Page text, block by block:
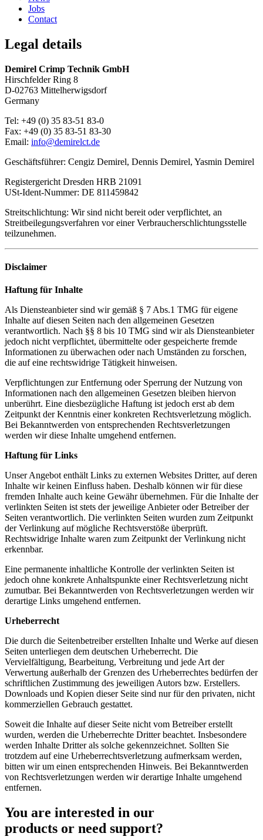
Jobs
Contact
Legal details
Demirel Crimp Technik GmbH
Hirschfelder Ring 8
D-02763 Mittelherwigsdorf
Germany
Tel: +49 (0) 35 83-51 83-0
Fax: +49 (0) 35 83-51 83-30
Email: info@demirelct.de
Geschäftsführer: Cengiz Demirel, Dennis Demirel, Yasmin Demirel
Registergericht Dresden HRB 21091
USt-Ident-Nummer: DE 811459842
Streitschlichtung: Wir sind nicht bereit oder verpflichtet, an
Streitbeilegungsverfahren vor einer Verbraucherschlichtungsstelle
teilzunehmen.
Disclaimer
Haftung für Inhalte
Als Diensteanbieter sind wir gemäß § 7 Abs.1 TMG für eigene
Inhalte auf diesen Seiten nach den allgemeinen Gesetzen
verantwortlich. Nach §§ 8 bis 10 TMG sind wir als Diensteanbieter
jedoch nicht verpflichtet, übermittelte oder gespeicherte fremde
Informationen zu überwachen oder nach Umständen zu forschen,
die auf eine rechtswidrige Tätigkeit hinweisen.
Verpflichtungen zur Entfernung oder Sperrung der Nutzung von
Informationen nach den allgemeinen Gesetzen bleiben hiervon
unberührt. Eine diesbezügliche Haftung ist jedoch erst ab dem
Zeitpunkt der Kenntnis einer konkreten Rechtsverletzung möglich.
Bei Bekanntwerden von entsprechenden Rechtsverletzungen
werden wir diese Inhalte umgehend entfernen.
Haftung für Links
Unser Angebot enthält Links zu externen Websites Dritter, auf deren
Inhalte wir keinen Einfluss haben. Deshalb können wir für diese
fremden Inhalte auch keine Gewähr übernehmen. Für die Inhalte der
verlinkten Seiten ist stets der jeweilige Anbieter oder Betreiber der
Seiten verantwortlich. Die verlinkten Seiten wurden zum Zeitpunkt
der Verlinkung auf mögliche Rechtsverstöße überprüft.
Rechtswidrige Inhalte waren zum Zeitpunkt der Verlinkung nicht
erkennbar.
Eine permanente inhaltliche Kontrolle der verlinkten Seiten ist
jedoch ohne konkrete Anhaltspunkte einer Rechtsverletzung nicht
zumutbar. Bei Bekanntwerden von Rechtsverletzungen werden wir
derartige Links umgehend entfernen.
Urheberrecht
Die durch die Seitenbetreiber erstellten Inhalte und Werke auf diesen
Seiten unterliegen dem deutschen Urheberrecht. Die
Vervielfältigung, Bearbeitung, Verbreitung und jede Art der
Verwertung außerhalb der Grenzen des Urheberrechtes bedürfen der
schriftlichen Zustimmung des jeweiligen Autors bzw. Erstellers.
Downloads und Kopien dieser Seite sind nur für den privaten, nicht
kommerziellen Gebrauch gestattet.
Soweit die Inhalte auf dieser Seite nicht vom Betreiber erstellt
wurden, werden die Urheberrechte Dritter beachtet. Insbesondere
werden Inhalte Dritter als solche gekennzeichnet. Sollten Sie
trotzdem auf eine Urheberrechtsverletzung aufmerksam werden,
bitten wir um einen entsprechenden Hinweis. Bei Bekanntwerden
von Rechtsverletzungen werden wir derartige Inhalte umgehend
entfernen.
You are interested in our
products or need support?